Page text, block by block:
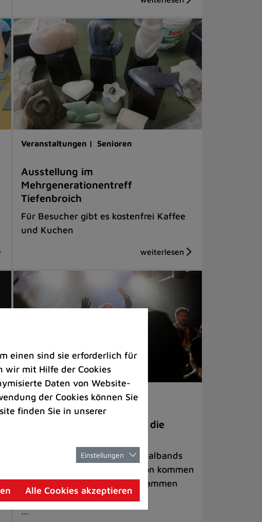
Veranstaltungen | Senioren
Ausstellung im
Mehrgenerationentreff
Tiefenbroich
Für Besucher gibt es kostenfrei Kaffee
und Kuchen
Veranstaltungen
„Manege Madness“ bringt die
Internationale Rock- und Metalbands
und starke Acts aus der Region kommen
am 17. Oktober in Lintorf zusammen
…
einen sind sie erforderlich für
wir mit Hilfe der Cookies
Daten von Website-
der Cookies können Sie
finden Sie in unserer
Einstellungen
Alle Cookies akzeptieren